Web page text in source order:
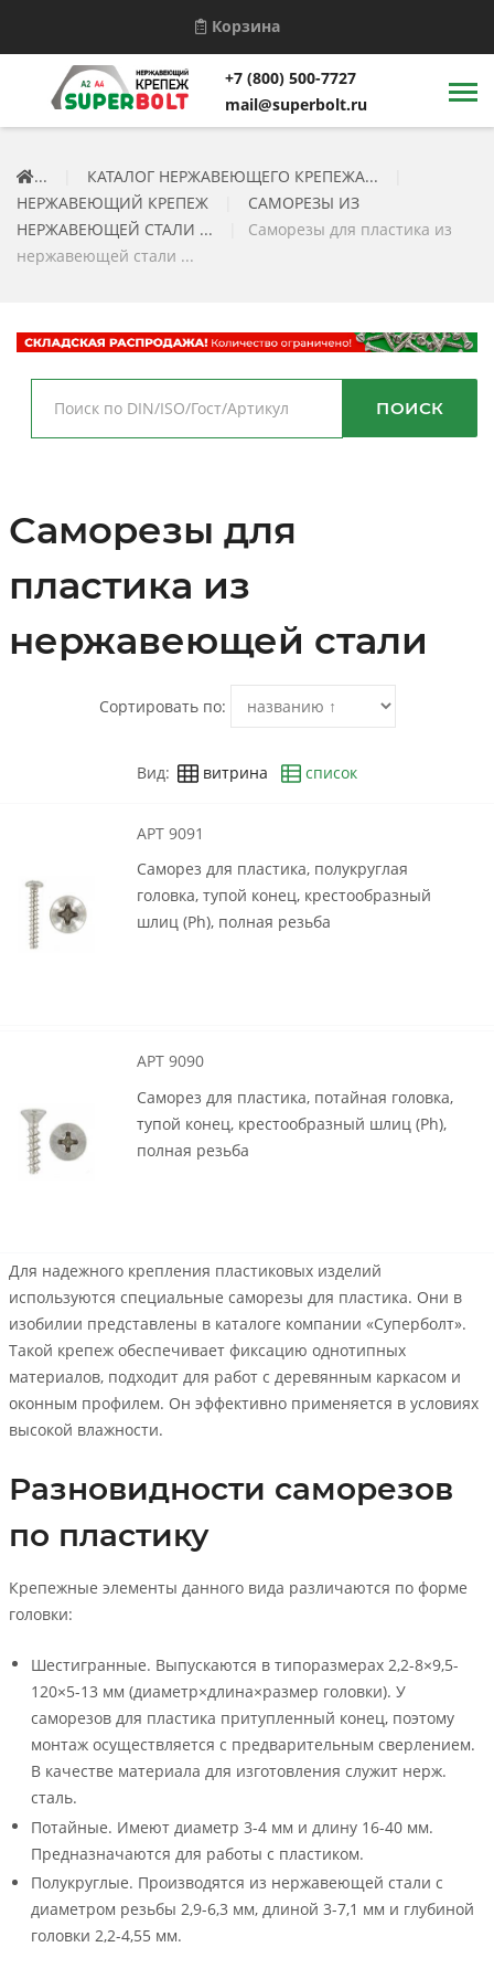
Корзина
+7 (800) 500-7727
mail@superbolt.ru
... КАТАЛОГ НЕРЖАВЕЮЩЕГО КРЕПЕЖА...
НЕРЖАВЕЮЩИЙ КРЕПЕЖ
САМОРЕЗЫ ИЗ
НЕРЖАВЕЮЩЕЙ СТАЛИ ...
Саморезы для пластика из
нержавеющей стали ...
ПОИСК
Саморезы для
пластика из
нержавеющей стали
Сортировать по:
Вид: витрина список
АРТ 9091
Саморез для пластика, полукруглая
головка, тупой конец, крестообразный
шлиц (Ph), полная резьба
АРТ 9090
Саморез для пластика, потайная головка,
тупой конец, крестообразный шлиц (Ph),
полная резьба
Для надежного крепления пластиковых изделий
используются специальные саморезы для пластика. Они в
изобилии представлены в каталоге компании «Суперболт».
Такой крепеж обеспечивает фиксацию однотипных
материалов, подходит для работ с деревянным каркасом и
оконным профилем. Он эффективно применяется в условиях
высокой влажности.
Разновидности саморезов
по пластику
Крепежные элементы данного вида различаются по форме
головки:
Шестигранные. Выпускаются в типоразмерах 2,2-8×9,5-
120×5-13 мм (диаметр×длина×размер головки). У
саморезов для пластика притупленный конец, поэтому
монтаж осуществляется с предварительным сверлением.
В качестве материала для изготовления служит нерж.
сталь.
Потайные. Имеют диаметр 3-4 мм и длину 16-40 мм.
Предназначаются для работы с пластиком.
Полукруглые. Производятся из нержавеющей стали с
диаметром резьбы 2,9-6,3 мм, длиной 3-7,1 мм и глубиной
головки 2,2-4,55 мм.